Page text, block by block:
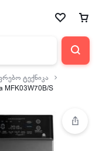
ტექნიკა
MFK03W70B/S